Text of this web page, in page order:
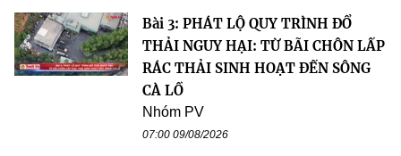
Bài 3: PHÁT LỘ QUY TRÌNH ĐỔ
THẢI NGUY HẠI: TỪ BÃI CHÔN LẤP
RÁC THẢI SINH HOẠT ĐẾN SÔNG
CÀ LỒ
Nhóm PV
07:00 09/08/2026